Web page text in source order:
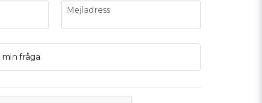
email
Mejladress
fråga